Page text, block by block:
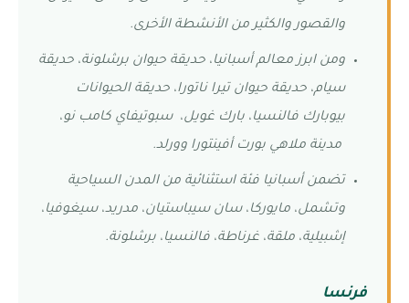
والقصور والكثير من الأنشطة الأخرى.
ومن ابرز معالم أسبانيا، حديقة حيوان برشلونة، حديقة
سيام، حديقة حيوان تيرا ناتورا، حديقة الحيوانات
بيوبارك فالنسيا، بارك غويل، سبوتيفاي كامب نو،
مدينة ملاهي بورت أفينتورا وورلد.
تضمن أسبانيا فئة استثنائية من المدن السياحية
وتشمل، مايوركا، سان سيباستيان، مدريد، سيغوفيا،
إشبيلية، ملقة، غرناطة، فالنسيا، برشلونة.
فرنسا